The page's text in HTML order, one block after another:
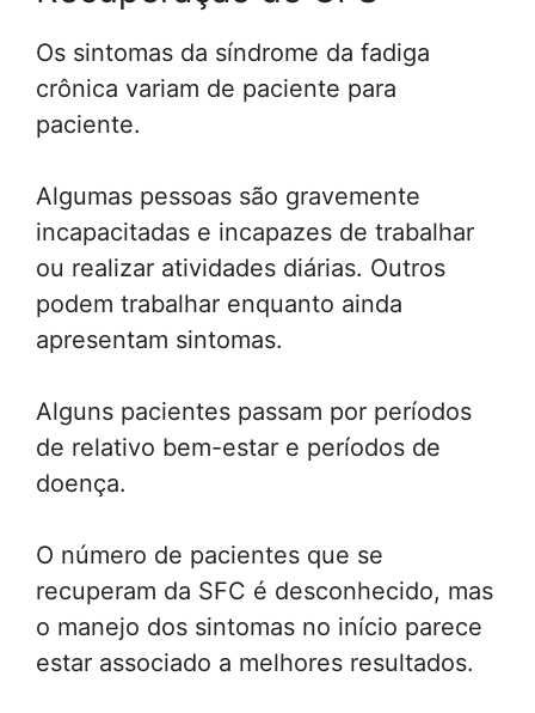
Os sintomas da síndrome da fadiga
crônica variam de paciente para
paciente.
Algumas pessoas são gravemente
incapacitadas e incapazes de trabalhar
ou realizar atividades diárias. Outros
podem trabalhar enquanto ainda
apresentam sintomas.
Alguns pacientes passam por períodos
de relativo bem-estar e períodos de
doença.
O número de pacientes que se
recuperam da SFC é desconhecido, mas
o manejo dos sintomas no início parece
estar associado a melhores resultados.